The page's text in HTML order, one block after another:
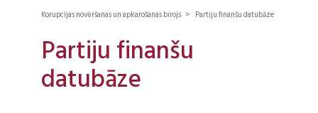
Korupcijas novēršanas un apkarošanas birojs > Partiju finanšu datubāze
Partiju finanšu
datubāze